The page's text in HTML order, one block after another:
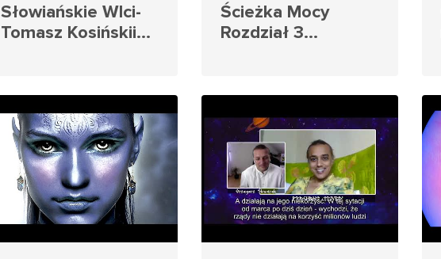
Słowiańskie WIci-
Tomasz Kosińskii
Ścieżka Mocy
Rozdział 3
Audiobook 528 Hz